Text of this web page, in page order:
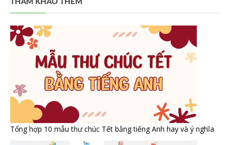
THAM KHẢO THÊM
Tổng hợp 10 mẫu thư chúc Tết bằng tiếng Anh hay và ý nghĩa